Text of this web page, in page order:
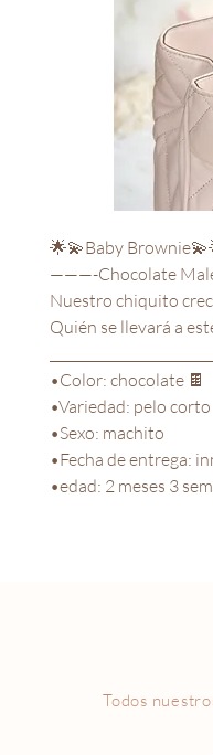
🌟💫Baby
———-Chocolate
Nuestro chiquito
Quién se llevará a
•Color: chocolate 🍫
•Variedad: pelo corto
•Sexo: machito
•Fecha de entrega:
•edad: 2 meses 3
Todos